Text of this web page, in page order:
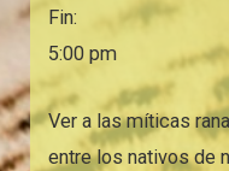
Fin:
5:00 pm
Ver a las míticas
entre los nativos de